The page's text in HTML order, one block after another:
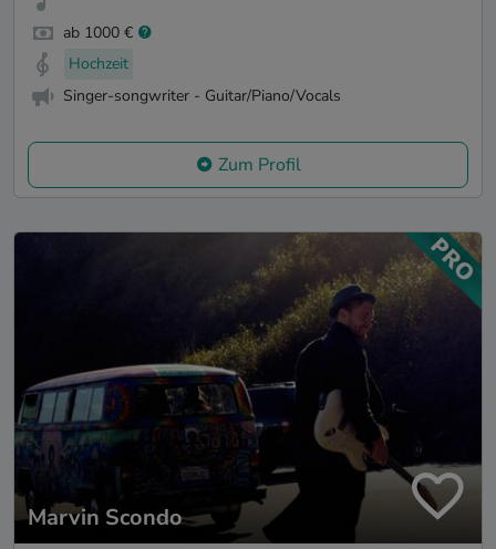
ab 1000 €
Hochzeit
Singer-songwriter - Guitar/Piano/Vocals
Zum Profil
Marvin Scondo